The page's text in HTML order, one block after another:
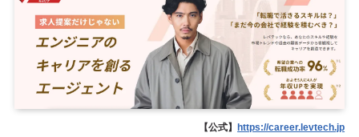
【公式】 https://career.levtech.jp